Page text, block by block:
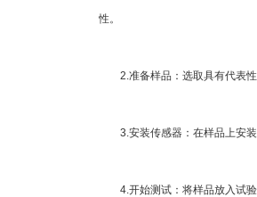
性。
2.准备样品：选取具有代表性
3.安装传感器：在样品上安装
4.开始测试：将样品放入试验